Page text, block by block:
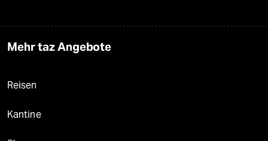
Mehr taz Angebote
Reisen
Kantine